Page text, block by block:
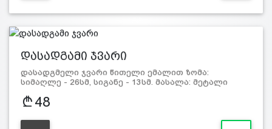
დასადგამი ჯვარი
დასადგმელი ჯვარი წითელი ემალით ზომა:
სიმაღლე - 26სმ, სიგანე - 13სმ. მასალა: მეტალი
48